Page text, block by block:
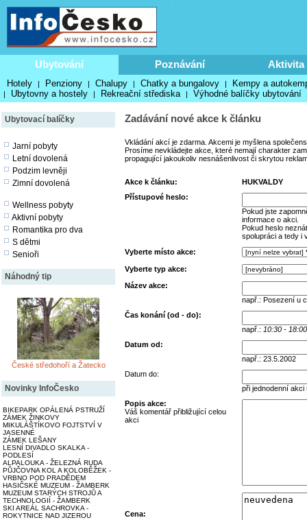
Ubytování Poznávání Aktivita
Hotely | Penziony | Chalupy | Chatky a bungalovy | Kempy a
| Ubytovny a hostely | Rekreační střediska | Výhodné balíčky ubytování
Ubytovací balíčky
Jarní pobyty
Letní dovolená
Podzim levněji
Zimní dovolená
Wellness pobyty
Aktivní pobyty
Romantika pro dva
S dětmi
Senioři
Náhodný tip
České středohoří a Žatecko
Novinky InfoČesko
BIKEPARK OPÁLENÁ PSTRUŽÍ
ZÁMEK ŽINKOVY
MIKULÁŠTÍKOVO FOJTSTVÍ V
JASENNÉ
ZÁMEK LEŠANY
LESNÍ DIVADLO SKALKA -
PODLESÍ
ALPALOUKA - ŽELEZNÁ RUDA
PŮJČOVNA KOL A KOLOBĚŽEK -
VRBNO POD PRADĚDEM
HASIČSKÉ MUZEUM - ŽAMBERK
MUZEUM STARÝCH STROJŮ A
TECHNOLOGIÍ - ŽAMBERK
SKI AREÁL SACHROVKA -
ROKYTNICE NAD JIZEROU
Zadávání nové akce k článku
Vkládání akcí je zdarma. Akcemi je myšlena
Prosíme nevkládejte akce, které nemají charakter
propagující jakoukoliv nesnášenlivost či skrytou
Akce k článku:
HUKVALDY
Přístupové heslo:
Pokud jste
informace o akci.
Pokud heslo
spolupráci a tedy i
Vyberte místo akce:
Vyberte typ akce:
Název akce:
např.: Posezení u
Čas konání (od - do):
např.: 10:30 - 18:00
Datum od:
např.: 23.5.2002
Datum do:
při jednodenní akci
Popis akce:
Váš komentář přibližující celou
akci
Cena: